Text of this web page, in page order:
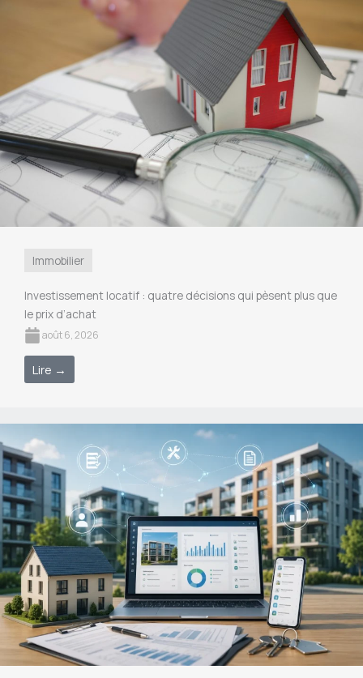
Immobilier
Investissement locatif : quatre décisions qui pèsent plus que
le prix d’achat
août 6, 2026
Lire →